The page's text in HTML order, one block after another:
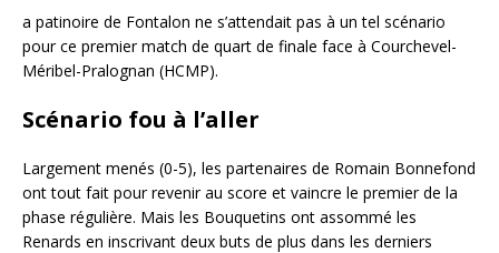
a patinoire de Fontalon ne s’attendait pas à un tel scénario
pour ce premier match de quart de finale face à Courchevel-
Méribel-Pralognan (HCMP).
Scénario fou à l’aller
Largement menés (0-5), les partenaires de Romain Bonnefond
ont tout fait pour revenir au score et vaincre le premier de la
phase régulière. Mais les Bouquetins ont assommé les
Renards en inscrivant deux buts de plus dans les derniers